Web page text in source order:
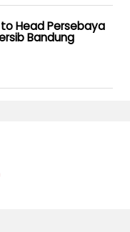
Head Persebaya
Bandung